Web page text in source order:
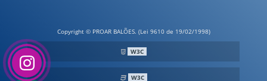
INFLÁVEL PROMOCIONAL PREÇO
LATA INFLÁVEL
LOGO INFLÁVEL
Copyright © PROAR BALÕES. (Lei 9610 de 19/02/1998)
W3C
W3C